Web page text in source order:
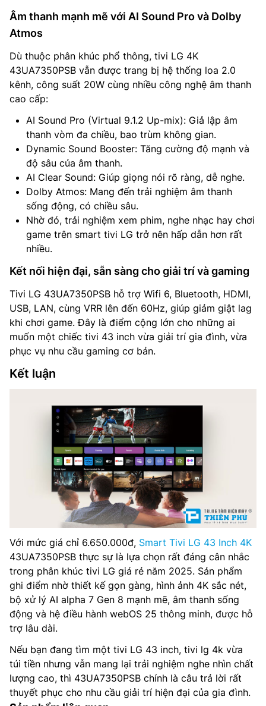
Âm thanh mạnh mẽ với AI Sound Pro và Dolby
Atmos
Dù thuộc phân khúc phổ thông, tivi LG 4K
43UA7350PSB vẫn được trang bị hệ thống loa 2.0
kênh, công suất 20W cùng nhiều công nghệ âm thanh
cao cấp:
AI Sound Pro (Virtual 9.1.2 Up-mix): Giả lập âm
thanh vòm đa chiều, bao trùm không gian.
Dynamic Sound Booster: Tăng cường độ mạnh và
độ sâu của âm thanh.
AI Clear Sound: Giúp giọng nói rõ ràng, dễ nghe.
Dolby Atmos: Mang đến trải nghiệm âm thanh
sống động, có chiều sâu.
Nhờ đó, trải nghiệm xem phim, nghe nhạc hay chơi
game trên smart tivi LG trở nên hấp dẫn hơn rất
nhiều.
Kết nối hiện đại, sẵn sàng cho giải trí và gaming
Tivi LG 43UA7350PSB hỗ trợ Wifi 6, Bluetooth, HDMI,
USB, LAN, cùng VRR lên đến 60Hz, giúp giảm giật lag
khi chơi game. Đây là điểm cộng lớn cho những ai
muốn một chiếc tivi 43 inch vừa giải trí gia đình, vừa
phục vụ nhu cầu gaming cơ bản.
Kết luận
Với mức giá chỉ 6.650.000đ, Smart Tivi LG 43 Inch 4K
43UA7350PSB thực sự là lựa chọn rất đáng cân nhắc
trong phân khúc tivi LG giá rẻ năm 2025. Sản phẩm
ghi điểm nhờ thiết kế gọn gàng, hình ảnh 4K sắc nét,
bộ xử lý AI alpha 7 Gen 8 mạnh mẽ, âm thanh sống
động và hệ điều hành webOS 25 thông minh, được hỗ
trợ lâu dài.
Nếu bạn đang tìm một tivi LG 43 inch, tivi lg 4k vừa
túi tiền nhưng vẫn mang lại trải nghiệm nghe nhìn chất
lượng cao, thì 43UA7350PSB chính là câu trả lời rất
thuyết phục cho nhu cầu giải trí hiện đại của gia đình.